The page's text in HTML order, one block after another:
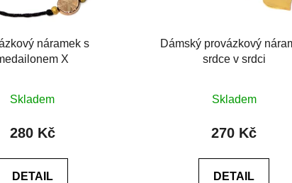
náramek s
X
Skladem
280 Kč
DETAIL
Dámský provázkový
srdce v srdci
hodnocení
produktu
Skladem
270 Kč
DETAIL